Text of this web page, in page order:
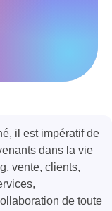
il est impératif de
dans la vie
vente, clients,
de toute